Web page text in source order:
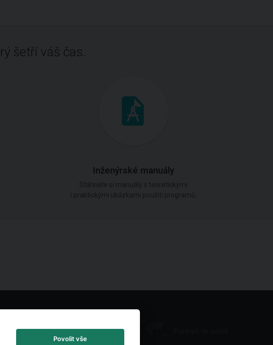
šetří váš čas.
Inženýrské manuály
Povolit vše